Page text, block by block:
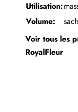
Utilisation:
Volume:
Voir tous les
RoyalFleur